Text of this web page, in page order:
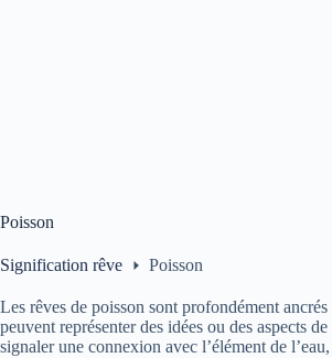
Poisson
Signification rêve Poisson
Les rêves de poisson sont profondément
peuvent représenter des idées ou des aspects
signaler une connexion avec l’élément de